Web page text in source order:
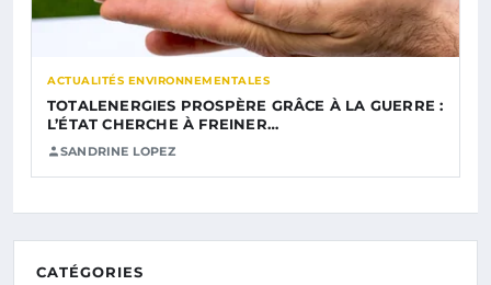
ACTUALITÉS ENVIRONNEMENTALES
TOTALENERGIES PROSPÈRE GRÂCE À LA GUERRE :
L’ÉTAT CHERCHE À FREINER…
SANDRINE LOPEZ
CATÉGORIES